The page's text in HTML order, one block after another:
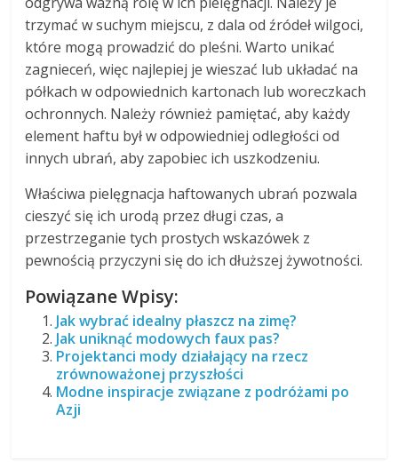
trzymać w suchym miejscu, z dala od źródeł wilgoci,
które mogą prowadzić do pleśni. Warto unikać
zagnieceń, więc najlepiej je wieszać lub układać na
półkach w odpowiednich kartonach lub woreczkach
ochronnych. Należy również pamiętać, aby każdy
element haftu był w odpowiedniej odległości od
innych ubrań, aby zapobiec ich uszkodzeniu.
Właściwa pielęgnacja haftowanych ubrań pozwala
cieszyć się ich urodą przez długi czas, a
przestrzeganie tych prostych wskazówek z
pewnością przyczyni się do ich dłuższej żywotności.
Powiązane Wpisy:
Jak wybrać idealny płaszcz na zimę?
Jak uniknąć modowych faux pas?
Projektanci mody działający na rzecz
zrównoważonej przyszłości
Modne inspiracje związane z podróżami po
Azji